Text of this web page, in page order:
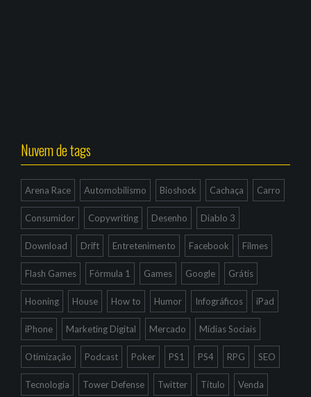
Nuvem de tags
Arena Race Automobilismo Bioshock Cachaça Carro
Consumidor Copywriting Desenho Diablo 3
Download Drift Entretenimento Facebook Filmes
Flash Games Fórmula 1 Games Google Grátis
Hooning House How to Humor Infográficos iPad
iPhone Marketing Digital Mercado Mídias Sociais
Otimização Podcast Poker PS1 PS4 RPG SEO
Tecnologia Tower Defense Twitter Título Venda